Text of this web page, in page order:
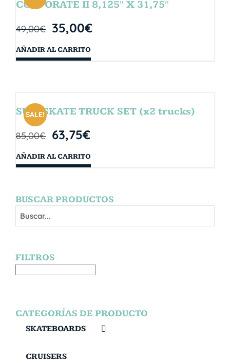
CORPORATE II 8,125″ X 31,75″
49,00€ 35,00€
AÑADIR AL CARRITO
SALE!
SURFSKATE TRUCK SET (x2 trucks)
85,00€ 63,75€
AÑADIR AL CARRITO
BUSCAR PRODUCTOS
FILTROS
CATEGORÍAS DE PRODUCTO
SKATEBOARDS
CRUISERS